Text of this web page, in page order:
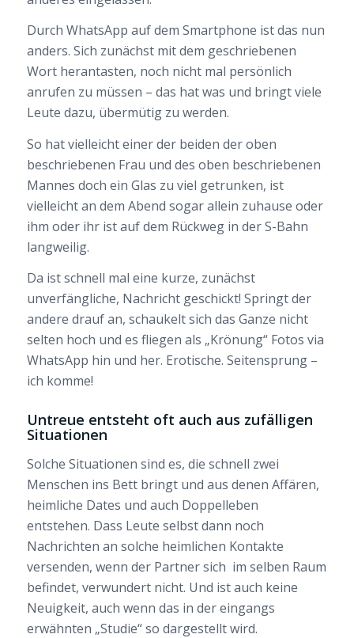
Durch WhatsApp auf dem Smartphone ist das nun
anders. Sich zunächst mit dem geschriebenen
Wort herantasten, noch nicht mal persönlich
anrufen zu müssen – das hat was und bringt viele
Leute dazu, übermütig zu werden.
So hat vielleicht einer der beiden der oben
beschriebenen Frau und des oben beschriebenen
Mannes doch ein Glas zu viel getrunken, ist
vielleicht an dem Abend sogar allein zuhause oder
ihm oder ihr ist auf dem Rückweg in der S-Bahn
langweilig.
Da ist schnell mal eine kurze, zunächst
unverfängliche, Nachricht geschickt! Springt der
andere drauf an, schaukelt sich das Ganze nicht
selten hoch und es fliegen als „Krönung“ Fotos via
WhatsApp hin und her. Erotische. Seitensprung –
ich komme!
Untreue entsteht oft auch aus zufälligen
Situationen
Solche Situationen sind es, die schnell zwei
Menschen ins Bett bringt und aus denen Affären,
heimliche Dates und auch Doppelleben
entstehen. Dass Leute selbst dann noch
Nachrichten an solche heimlichen Kontakte
versenden, wenn der Partner sich im selben Raum
befindet, verwundert nicht. Und ist auch keine
Neuigkeit, auch wenn das in der eingangs
erwähnten „Studie“ so dargestellt wird.